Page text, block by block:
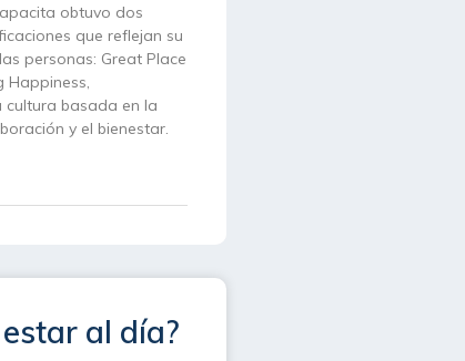
obtuvo dos
que reflejan su
personas: Great Place
cultura basada en la
y el bienestar.
al día?